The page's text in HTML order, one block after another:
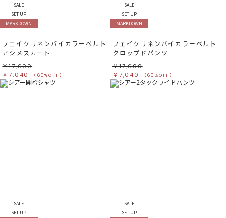
SALE
SET UP
MARKDOWN
フェイクリネンバイカラーベルト
アシメスカート
￥17,600
￥7,040
（60%OFF）
SALE
SET UP
MARKDOWN
フェイクリネンバイカラーベルト
クロップドパンツ
￥17,600
￥7,040
（60%OFF）
SALE
SET UP
SALE
SET UP